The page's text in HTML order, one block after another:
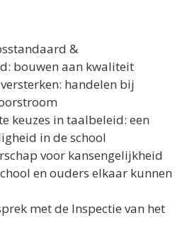
&
bouwen aan kwaliteit
handelen bij
keuzes in taalbeleid: een
in de school
voor kansengelijkheid
en ouders elkaar kunnen
met de Inspectie van het